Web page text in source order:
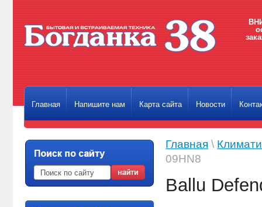
Главная Напишите нам Карта сайта Новости
Главная \
09HN8
Ballu